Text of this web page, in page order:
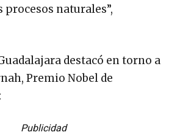
naturales”,
destacó en torno a
Premio Nobel de
Publicidad